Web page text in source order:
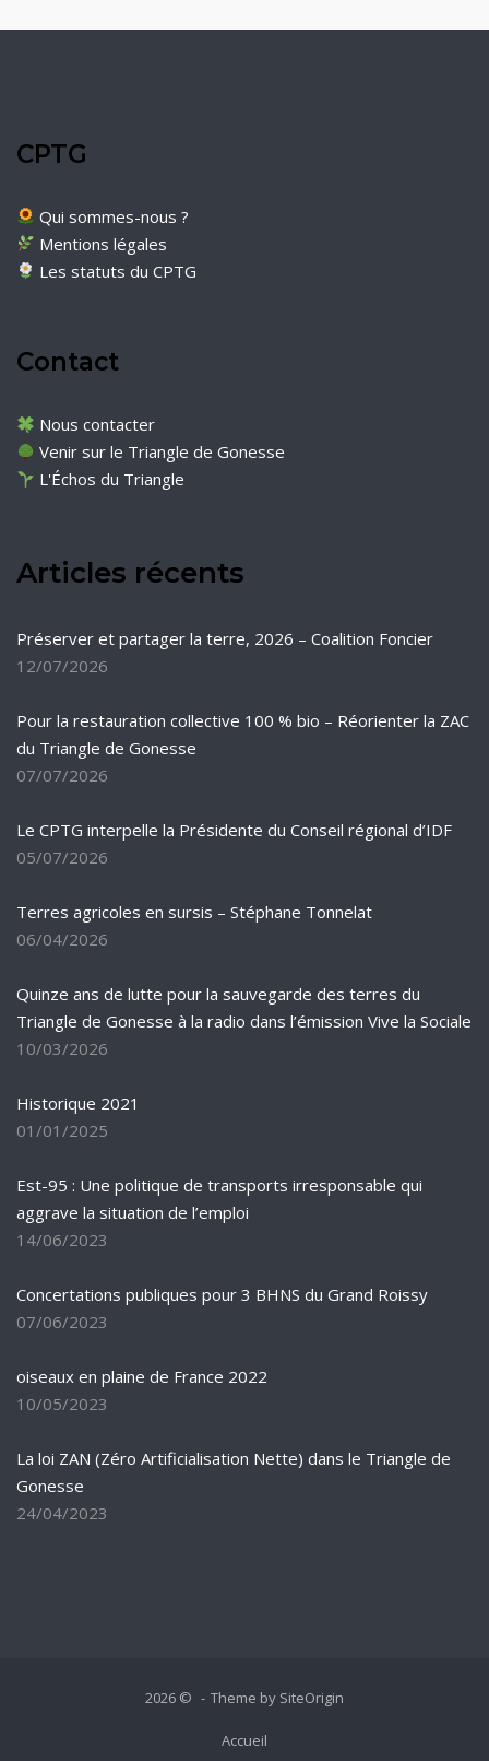
CPTG
Qui sommes-nous ?
Mentions légales
Les statuts du CPTG
Contact
Nous contacter
Venir sur le Triangle de Gonesse
L'Échos du Triangle
Articles récents
Préserver et partager la terre, 2026 – Coalition Foncier
12/07/2026
Pour la restauration collective 100 % bio – Réorienter la ZAC
du Triangle de Gonesse
07/07/2026
Le CPTG interpelle la Présidente du Conseil régional d’IDF
05/07/2026
Terres agricoles en sursis – Stéphane Tonnelat
06/04/2026
Quinze ans de lutte pour la sauvegarde des terres du
Triangle de Gonesse à la radio dans l’émission Vive la Sociale
10/03/2026
Historique 2021
01/01/2025
Est-95 : Une politique de transports irresponsable qui
aggrave la situation de l’emploi
14/06/2023
Concertations publiques pour 3 BHNS du Grand Roissy
07/06/2023
oiseaux en plaine de France 2022
10/05/2023
La loi ZAN (Zéro Artificialisation Nette) dans le Triangle de
Gonesse
24/04/2023
2026 © Theme by SiteOrigin
Accueil